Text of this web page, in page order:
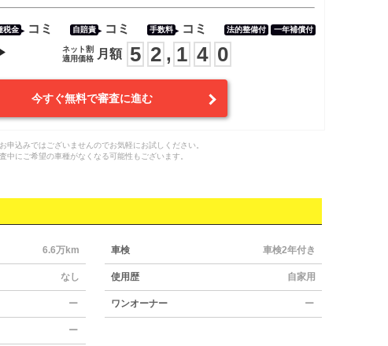
税金 コミ 自賠責 コミ 手数料 コミ 法的整備付 一年補償付
ネット割
適用価格
月額 5 2 , 1 4 0
今すぐ無料で審査に進む
込みではございませんのでお気軽にお試しください。
にご希望の車種がなくなる可能性もございます。
6.6万km 車検 車検2年付き
なし 使用歴 自家用
ー ワンオーナー ー
ー